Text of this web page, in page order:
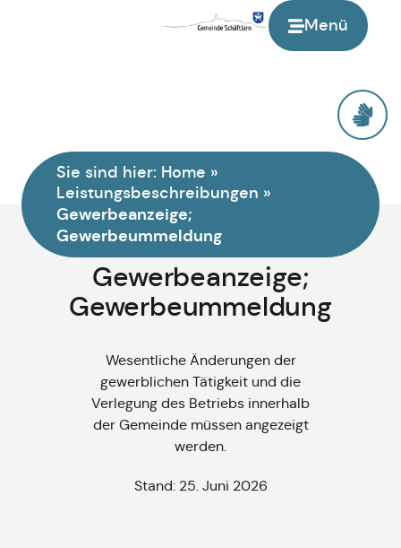
Menü
Sie sind hier: Home »
Leistungsbeschreibungen »
Gewerbeanzeige;
Gewerbeummeldung
Gewerbeanzeige;
Gewerbeummeldung
Wesentliche Änderungen der
gewerblichen Tätigkeit und die
Verlegung des Betriebs innerhalb
der Gemeinde müssen angezeigt
werden.
Stand: 25. Juni 2026